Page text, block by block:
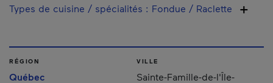
Types de cuisine / spécialités : Fondue / Raclette
RÉGION
Québec
VILLE
Sainte-Famille-de-l'Île-